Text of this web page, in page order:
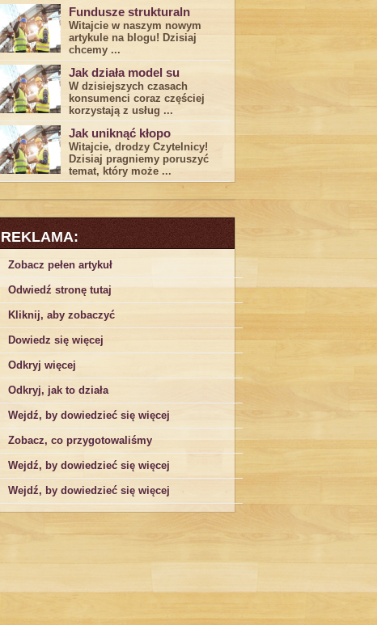
Fundusze strukturaln
Witajcie w naszym nowym
artykule na blogu! Dzisiaj
chcemy ...
Jak działa model su
W dzisiejszych czasach
konsumenci ‌coraz częściej
korzystają z usług⁤ ...
Jak uniknąć kłopo
Witajcie, drodzy Czytelnicy!
Dzisiaj pragniemy poruszyć
temat, który może ...
REKLAMA:
Zobacz pełen artykuł
Odwiedź stronę tutaj
Kliknij, aby zobaczyć
Dowiedz się więcej
Odkryj więcej
Odkryj, jak to działa
Wejdź, by dowiedzieć się więcej
Zobacz, co przygotowaliśmy
Wejdź, by dowiedzieć się więcej
Wejdź, by dowiedzieć się więcej